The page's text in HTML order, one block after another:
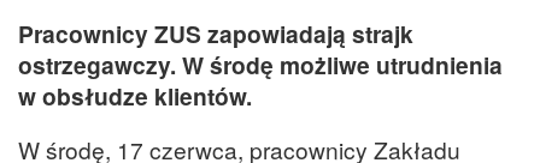
Pracownicy ZUS zapowiadają strajk
ostrzegawczy. W środę możliwe utrudnienia
w obsłudze klientów.
W środę, 17 czerwca, pracownicy Zakładu